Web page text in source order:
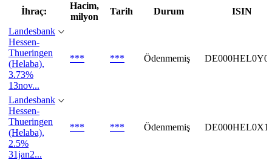
İhraç:
Hacim,
milyon
Tarih Durum
ISIN
Landesbank
Hessen-
Thueringen
(Helaba),
3.73%
13nov...
*** *** Ödenmemiş
Landesbank
Hessen-
Thueringen
(Helaba),
2.5%
31jan2...
*** *** Ödenmemiş